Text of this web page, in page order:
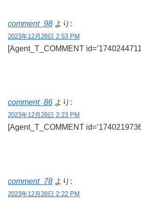
comment_98 より:
2023年12月28日 2:53 PM
[Agent_T_COMMENT
comment_86 より:
2023年12月28日 2:23 PM
[Agent_T_COMMENT
comment_78 より:
2023年12月28日 2:22 PM